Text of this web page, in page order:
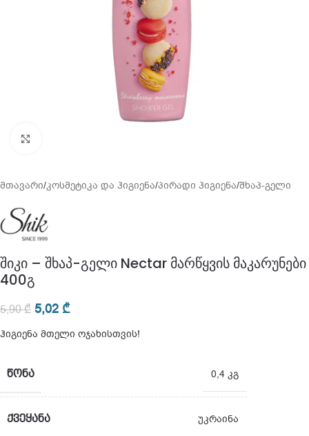
მთავარი/კოსმეტიკა და ჰიგიენა/პირადი ჰიგიენა/შხაპ-გელი
შიკი – შხაპ-გელი Nectar მარწყვის მაკარუნები
400გ
5,90₾ 5,02 ₾
ჰიგიენა მთელი ოჯახისთვის!
ᲬᲝᲜᲐ 0,4 კგ
ᲥᲕᲔᲧᲐᲜᲐ უკრაინა